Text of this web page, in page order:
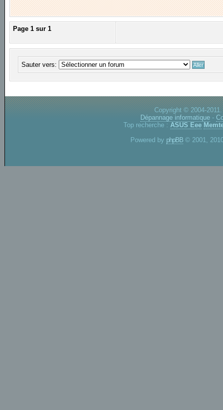
Page1 sur1
Sauter vers:
Copyright © 2004-
Dépannage informatique -
Top recherche : ASUS Eee
Powered by phpBB © 2001,